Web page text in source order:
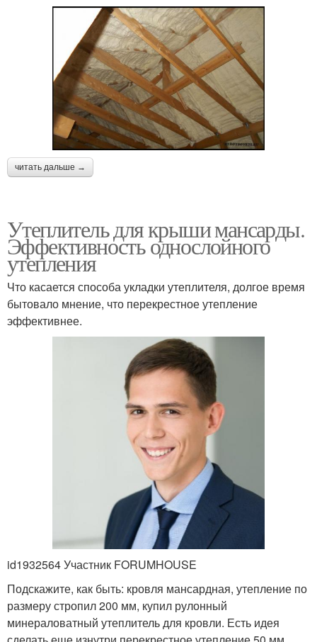
читать дальше →
Утеплитель для крыши мансарды.
Эффективность однослойного
утепления
Что касается способа укладки утеплителя, долгое время
бытовало мнение, что перекрестное утепление
эффективнее.
id1932564 Участник FORUMHOUSE
Подскажите, как быть: кровля мансардная, утепление по
размеру стропил 200 мм, купил рулонный
минераловатный утеплитель для кровли. Есть идея